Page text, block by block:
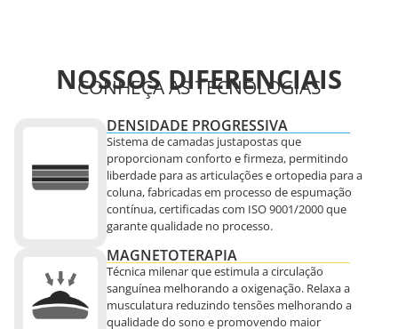
NOSSOS DIFERENCIAIS
CONHEÇA AS TECNOLOGIAS
DENSIDADE PROGRESSIVA
Sistema de camadas justapostas que
proporcionam conforto e firmeza, permitindo
liberdade para as articulações e ortopedia para a
coluna, fabricadas em processo de espumação
contínua, certificadas com ISO 9001/2000 que
garante qualidade no processo.
MAGNETOTERAPIA
Técnica milenar que estimula a circulação
sanguínea melhorando a oxigenação. Relaxa a
musculatura reduzindo tensões melhorando a
qualidade do sono e promovendo maior